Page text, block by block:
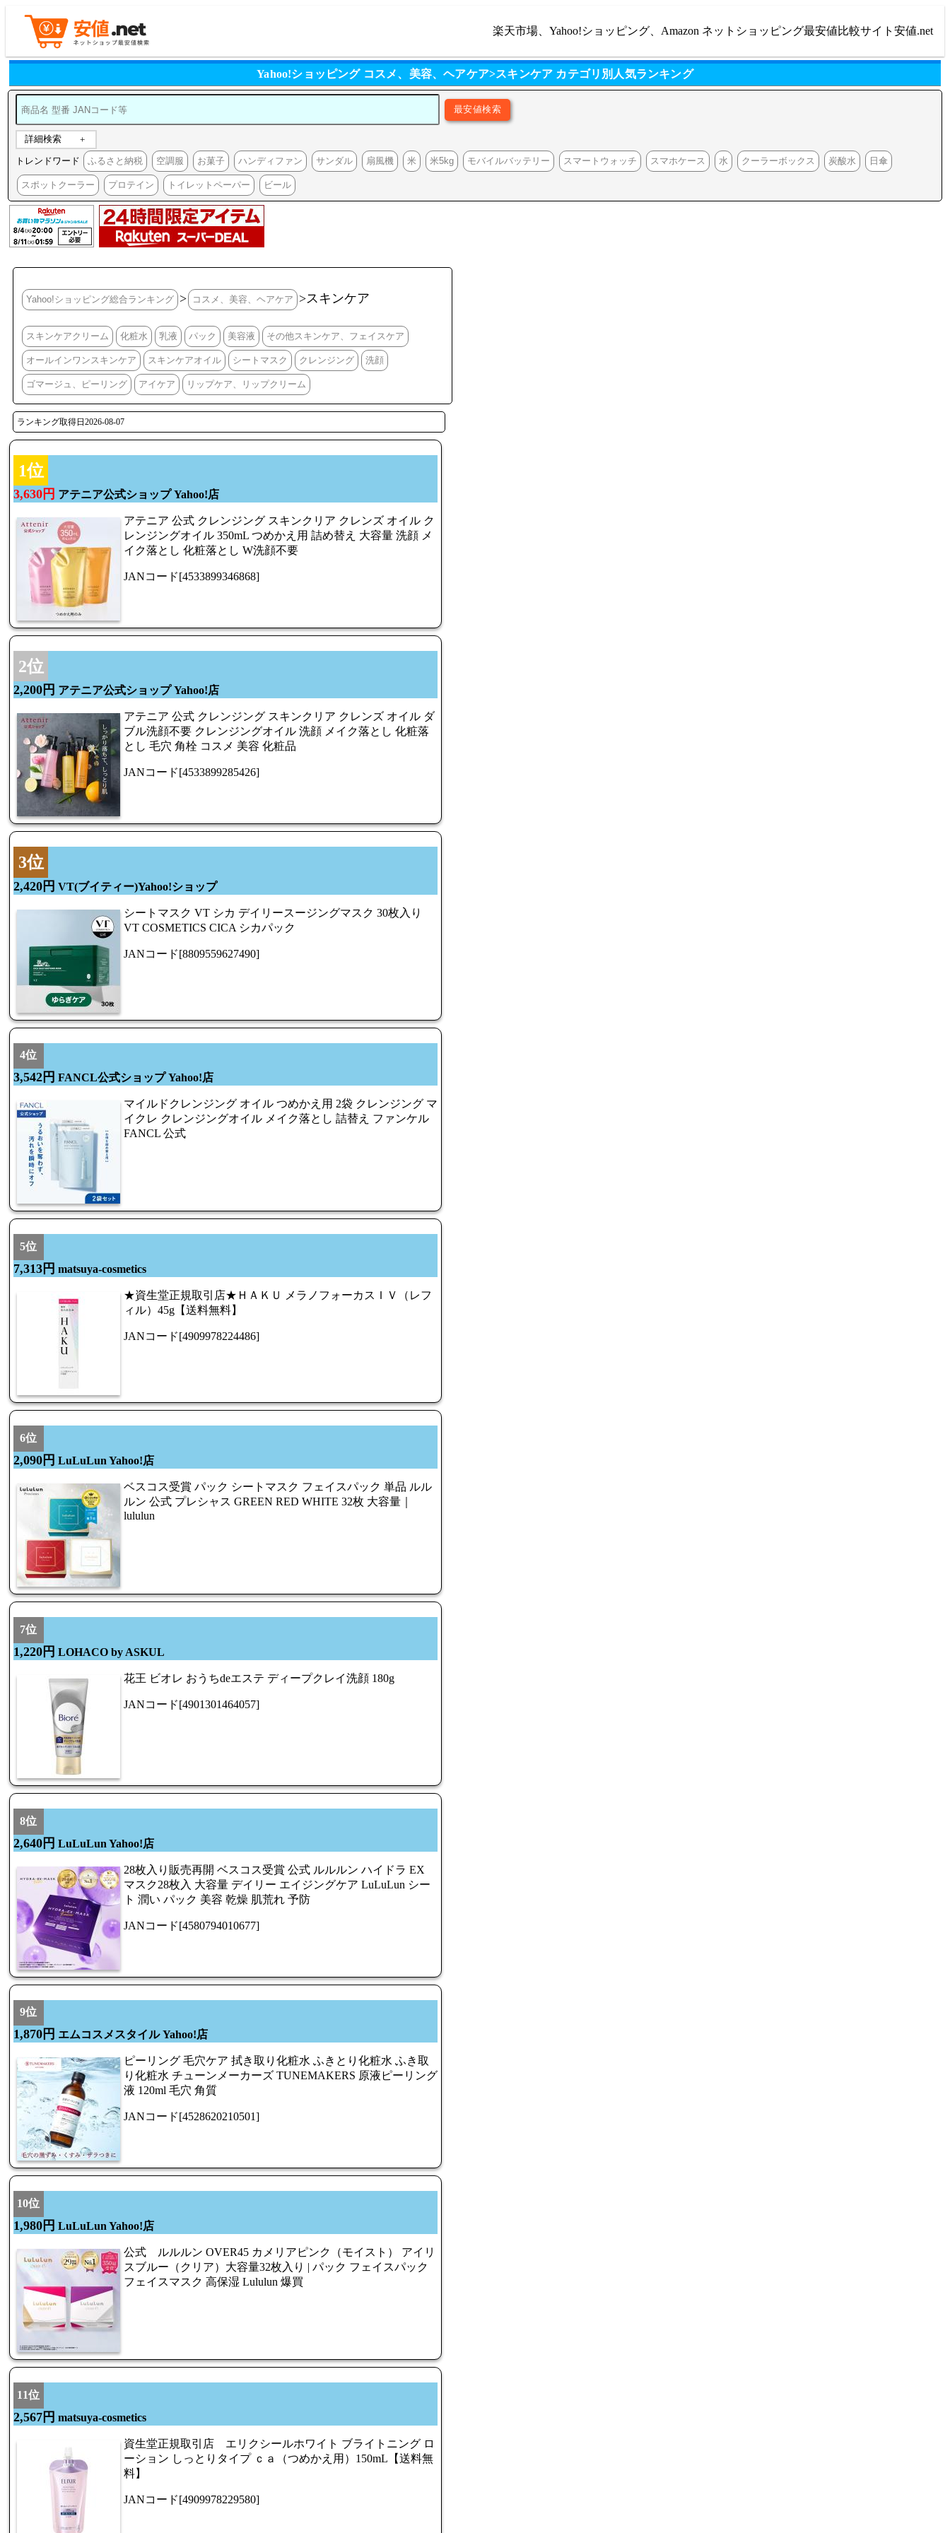
楽天市場、Yahoo!ショッピング、Amazon ネットショッピング最安値比較サイト安値.net
Yahoo!ショッピング コスメ、美容、ヘアケア>スキンケア カテゴリ別人気ランキング
詳細検索
トレンドワード ふるさと納税 空調服 お菓子 ハンディファン サンダル 扇風機 米 米5kg モバイルバッテリー スマートウォッチ スマホケース 水 クーラーボックス 炭酸水 日傘
スポットクーラー プロテイン トイレットペーパー ビール
Yahoo!ショッピング総合ランキング > コスメ、美容、ヘアケア >スキンケア
スキンケアクリーム 化粧水 乳液 パック 美容液 その他スキンケア、フェイスケア
オールインワンスキンケア スキンケアオイル シートマスク クレンジング 洗顔
ゴマージュ、ピーリング アイケア リップケア、リップクリーム
ランキング取得日2026-08-07
1位
3,630円 アテニア公式ショップ Yahoo!店
アテニア 公式 クレンジング スキンクリア クレンズ オイル ク
レンジングオイル 350mL つめかえ用 詰め替え 大容量 洗顔 メ
イク落とし 化粧落とし W洗顔不要
JANコード[4533899346868]
2位
2,200円 アテニア公式ショップ Yahoo!店
アテニア 公式 クレンジング スキンクリア クレンズ オイル ダ
ブル洗顔不要 クレンジングオイル 洗顔 メイク落とし 化粧落
とし 毛穴 角栓 コスメ 美容 化粧品
JANコード[4533899285426]
3位
2,420円 VT(ブイティー)Yahoo!ショップ
シートマスク VT シカ デイリースージングマスク 30枚入り
VT COSMETICS CICA シカパック
JANコード[8809559627490]
4位
3,542円 FANCL公式ショップ Yahoo!店
マイルドクレンジング オイル つめかえ用 2袋 クレンジング マ
イクレ クレンジングオイル メイク落とし 詰替え ファンケル
FANCL 公式
5位
7,313円 matsuya-cosmetics
★資生堂正規取引店★ＨＡＫＵ メラノフォーカスＩＶ（レフ
ィル）45g【送料無料】
JANコード[4909978224486]
6位
2,090円 LuLuLun Yahoo!店
ベスコス受賞 パック シートマスク フェイスパック 単品 ルル
ルン 公式 プレシャス GREEN RED WHITE 32枚 大容量｜
lululun
7位
1,220円 LOHACO by ASKUL
花王 ビオレ おうちdeエステ ディープクレイ洗顔 180g
JANコード[4901301464057]
8位
2,640円 LuLuLun Yahoo!店
28枚入り販売再開 ベスコス受賞 公式 ルルルン ハイドラ EX
マスク28枚入 大容量 デイリー エイジングケア LuLuLun シー
ト 潤い パック 美容 乾燥 肌荒れ 予防
JANコード[4580794010677]
9位
1,870円 エムコスメスタイル Yahoo!店
ピーリング 毛穴ケア 拭き取り化粧水 ふきとり化粧水 ふき取
り化粧水 チューンメーカーズ TUNEMAKERS 原液ピーリング
液 120ml 毛穴 角質
JANコード[4528620210501]
10位
1,980円 LuLuLun Yahoo!店
公式 ルルルン OVER45 カメリアピンク（モイスト） アイリ
スブルー（クリア）大容量32枚入り | パック フェイスパック
フェイスマスク 高保湿 Lululun 爆買
11位
2,567円 matsuya-cosmetics
資生堂正規取引店 エリクシールホワイト ブライトニング ロ
ーション しっとりタイプ ｃａ（つめかえ用）150mL【送料無
料】
JANコード[4909978229580]